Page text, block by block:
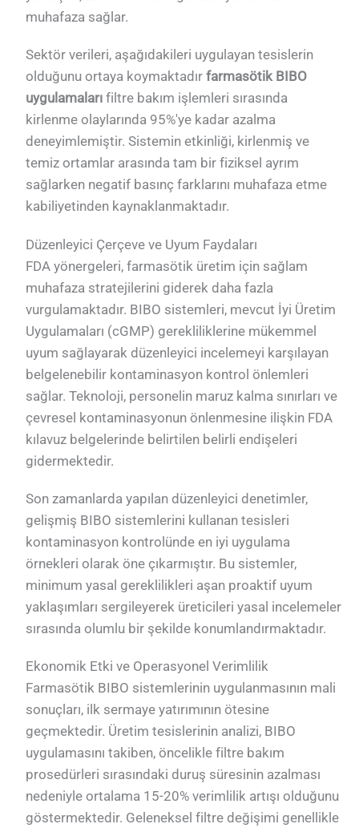
muhafaza sağlar.
Sektör verileri, aşağıdakileri uygulayan tesislerin
olduğunu ortaya koymaktadırfarmasötik BIBO
uygulamaları filtre bakım işlemleri sırasında
kirlenme olaylarında 95%'ye kadar azalma
deneyimlemiştir. Sistemin etkinliği, kirlenmiş ve
temiz ortamlar arasında tam bir fiziksel ayrım
sağlarken negatif basınç farklarını muhafaza etme
kabiliyetinden kaynaklanmaktadır.
Düzenleyici Çerçeve ve Uyum Faydaları
FDA yönergeleri, farmasötik üretim için sağlam
muhafaza stratejilerini giderek daha fazla
vurgulamaktadır. BIBO sistemleri, mevcut İyi Üretim
Uygulamaları (cGMP) gerekliliklerine mükemmel
uyum sağlayarak düzenleyici incelemeyi karşılayan
belgelenebilir kontaminasyon kontrol önlemleri
sağlar. Teknoloji, personelin maruz kalma sınırları ve
çevresel kontaminasyonun önlenmesine ilişkin FDA
kılavuz belgelerinde belirtilen belirli endişeleri
gidermektedir.
Son zamanlarda yapılan düzenleyici denetimler,
gelişmiş BIBO sistemlerini kullanan tesisleri
kontaminasyon kontrolünde en iyi uygulama
örnekleri olarak öne çıkarmıştır. Bu sistemler,
minimum yasal gereklilikleri aşan proaktif uyum
yaklaşımları sergileyerek üreticileri yasal incelemeler
sırasında olumlu bir şekilde konumlandırmaktadır.
Ekonomik Etki ve Operasyonel Verimlilik
Farmasötik BIBO sistemlerinin uygulanmasının mali
sonuçları, ilk sermaye yatırımının ötesine
geçmektedir. Üretim tesislerinin analizi, BIBO
uygulamasını takiben, öncelikle filtre bakım
prosedürleri sırasındaki duruş süresinin azalması
nedeniyle ortalama 15-20% verimlilik artışı olduğunu
göstermektedir. Geleneksel filtre değişimi genellikle